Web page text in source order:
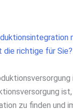
die richtige für Sie?
zu finden und